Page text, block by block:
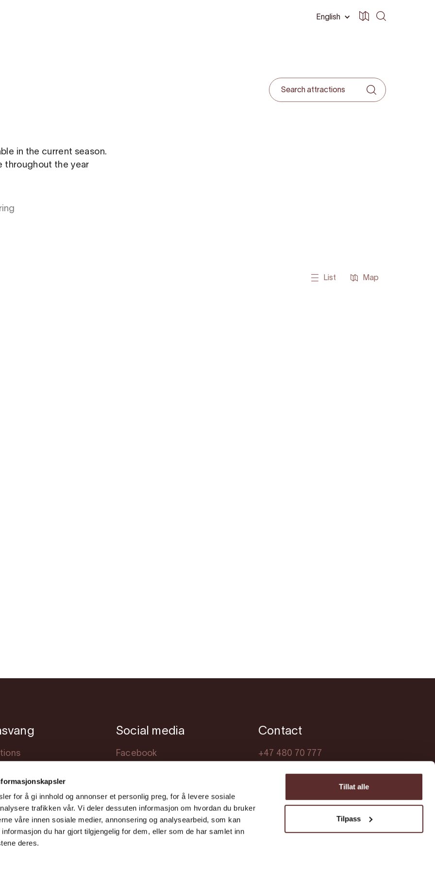
for å gi innhold og annonser et personlig preg, for å levere sosiale
trafikken vår. Vi deler dessuten informasjon om hvordan du bruker
våre innen sosiale medier, annonsering og analysearbeid, som kan
du har gjort tilgjengelig for dem, eller som de har samlet inn
deres.
Tillat alle
Tilpass
English
in the current season.
throughout the year
List Map
Social media
Facebook
Contact
+47 480 70 777